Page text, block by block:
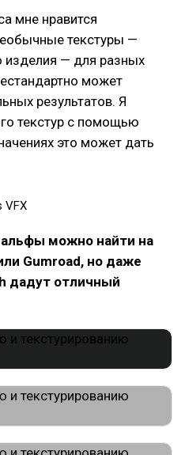
мне нравится
текстуры —
изделия — для разных
может
результатов. Я
текстур с помощью
это может дать
VFX
можно найти на
Gumroad, но даже
дадут отличный